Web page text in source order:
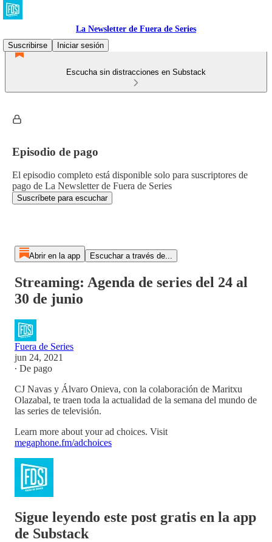
La Newsletter de Fuera de Series
Suscribirse
Iniciar sesión
Escucha sin distracciones en Substack
Episodio de pago
El episodio completo está disponible solo para suscriptores de
pago de La Newsletter de Fuera de Series
Suscríbete para escuchar
Abrir en la app Escuchar a través de...
Streaming: Agenda de series del 24 al
30 de junio
Fuera de Series
jun 24, 2021
∙ De pago
CJ Navas y Álvaro Onieva, con la colaboración de Maritxu
Olazabal, te traen toda la actualidad de la semana del mundo de
las series de televisión.
Learn more about your ad choices. Visit
megaphone.fm/adchoices
Sigue leyendo este post gratis en la app
de Substack